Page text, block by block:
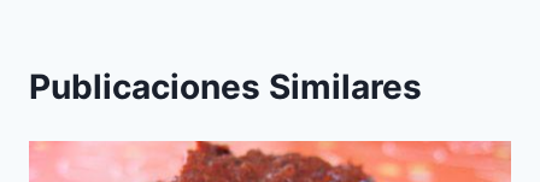
Publicaciones Similares